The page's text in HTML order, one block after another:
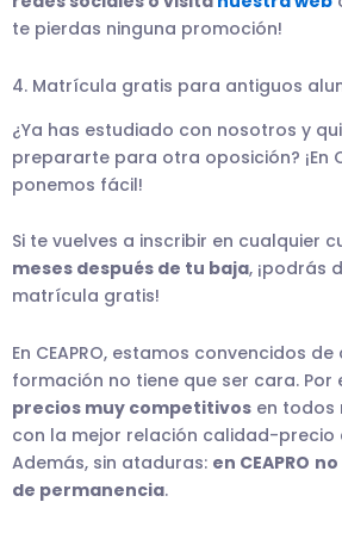
te pierdas ninguna promoción!
4. Matrícula gratis para antiguos
¿Ya has estudiado con nosotros y
prepararte para otra oposición? ¡En
ponemos fácil!
Si te vuelves a inscribir en cualquier
meses después de tu baja, ¡podrás
matrícula gratis!
En CEAPRO, estamos convencidos
formación no tiene que ser cara. Por
precios muy competitivos en todos
con la mejor relación calidad-precio
Además, sin ataduras: en CEAPRO
de permanencia.